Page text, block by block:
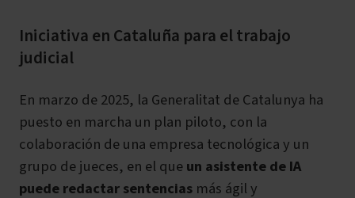
Iniciativa en Cataluña para el trabajo
judicial
En marzo de 2025, la Generalitat de Catalunya ha
puesto en marcha un plan piloto, con la
colaboración de una empresa tecnológica y un
grupo de jueces, en el queun asistente de IA
puede redactar sentencias más ágil y